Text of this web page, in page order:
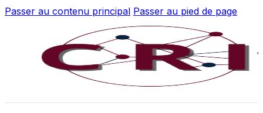
Passer au contenu principal Passer au pied de page